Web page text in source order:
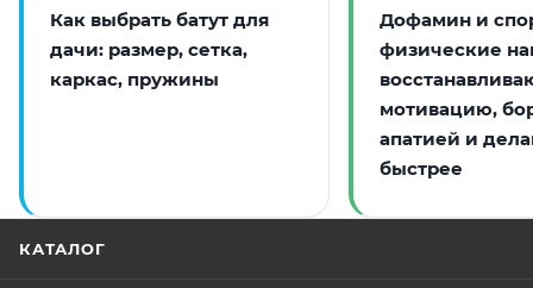
Как выбрать батут для
дачи: размер, сетка,
каркас, пружины
Дофамин и
физические
мотивацию,
апатией и
быстрее
КАТАЛОГ